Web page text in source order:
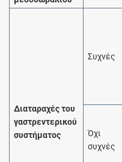
Διαταραχές του
γαστρεντερικού
συστήματος
Συχνές
Όχι
συχνές